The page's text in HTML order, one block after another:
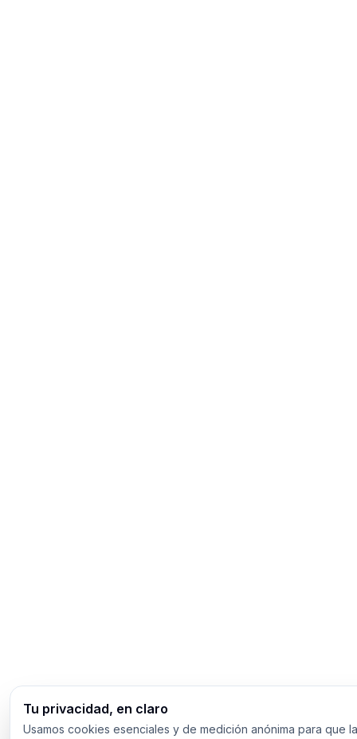
Tu privacidad, en claro
Usamos cookies esenciales y de medición anónima para que